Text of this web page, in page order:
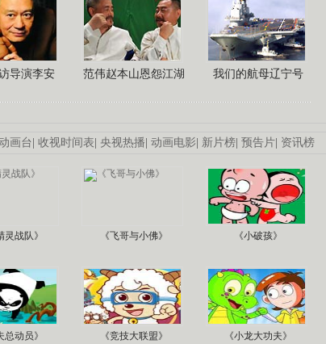
导演李安 范伟赵本山恩怨江湖 我们的航母辽宁号
画台| 收视时间表| 央视热播| 动画电影| 新片榜| 预告片| 资讯榜
灵战队》 《飞哥与小佛》 《小破孩》
总动员》 《竞技大联盟》 《小龙大功夫》